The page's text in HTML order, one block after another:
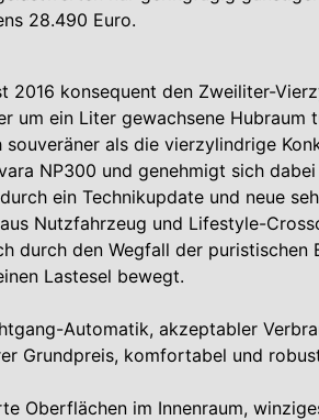
28.490 Euro.
2016 konsequent den Zweiliter-
um ein Liter gewachsene Hubraum
als die vierzylindrige
NP300 und genehmigt sich
ein Technikupdate und neue
Nutzfahrzeug und Lifestyle-
durch den Wegfall der puristischen
Lastesel bewegt.
Automatik, akzeptabler
Grundpreis, komfortabel und
Oberflächen im Innenraum,